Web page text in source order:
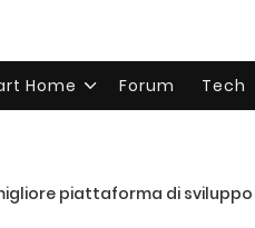
Home Forum Tech
piattaforma di